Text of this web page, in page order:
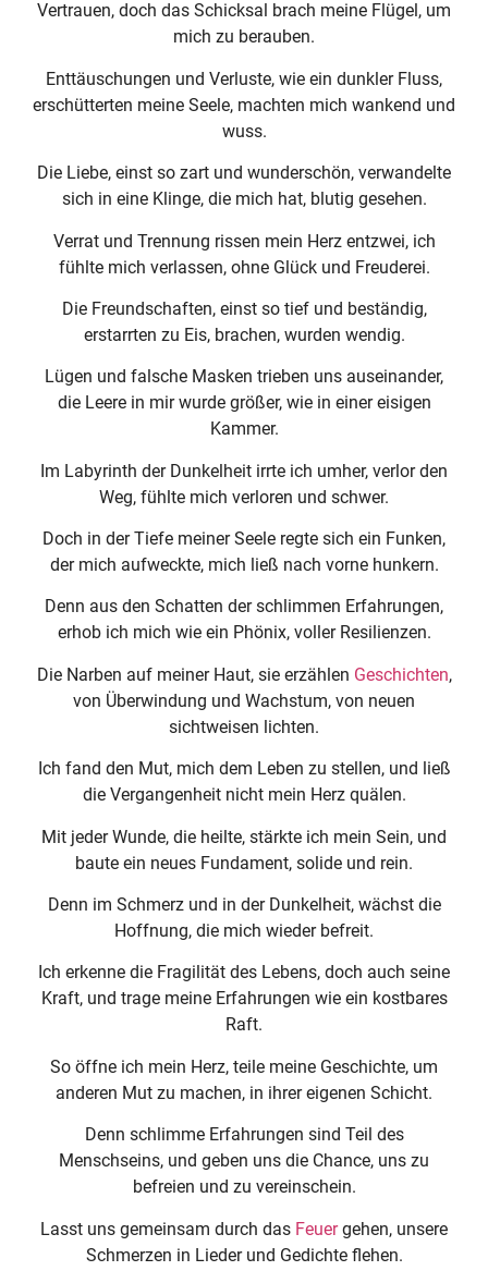
Vertrauen, doch das Schicksal brach meine Flügel, um
mich zu berauben.
Enttäuschungen und Verluste, wie ein dunkler Fluss,
erschütterten meine Seele, machten mich wankend und
wuss.
Die Liebe, einst so zart und wunderschön, verwandelte
sich in eine Klinge, die mich hat, blutig gesehen.
Verrat und Trennung rissen mein Herz entzwei, ich
fühlte mich verlassen, ohne Glück und Freuderei.
Die Freundschaften, einst so tief und beständig,
erstarrten zu Eis, brachen, wurden wendig.
Lügen und falsche Masken trieben uns auseinander,
die Leere in mir wurde größer, wie in einer eisigen
Kammer.
Im Labyrinth der Dunkelheit irrte ich umher, verlor den
Weg, fühlte mich verloren und schwer.
Doch in der Tiefe meiner Seele regte sich ein Funken,
der mich aufweckte, mich ließ nach vorne hunkern.
Denn aus den Schatten der schlimmen Erfahrungen,
erhob ich mich wie ein Phönix, voller Resilienzen.
Die Narben auf meiner Haut, sie erzählen Geschichten,
von Überwindung und Wachstum, von neuen
sichtweisen lichten.
Ich fand den Mut, mich dem Leben zu stellen, und ließ
die Vergangenheit nicht mein Herz quälen.
Mit jeder Wunde, die heilte, stärkte ich mein Sein, und
baute ein neues Fundament, solide und rein.
Denn im Schmerz und in der Dunkelheit, wächst die
Hoffnung, die mich wieder befreit.
Ich erkenne die Fragilität des Lebens, doch auch seine
Kraft, und trage meine Erfahrungen wie ein kostbares
Raft.
So öffne ich mein Herz, teile meine Geschichte, um
anderen Mut zu machen, in ihrer eigenen Schicht.
Denn schlimme Erfahrungen sind Teil des
Menschseins, und geben uns die Chance, uns zu
befreien und zu vereinschein.
Lasst uns gemeinsam durch das Feuergehen, unsere
Schmerzen in Lieder und Gedichte flehen.